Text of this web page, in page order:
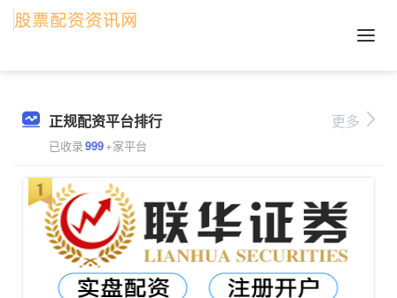
正规配资平台排行
已收录999+家平台
更多